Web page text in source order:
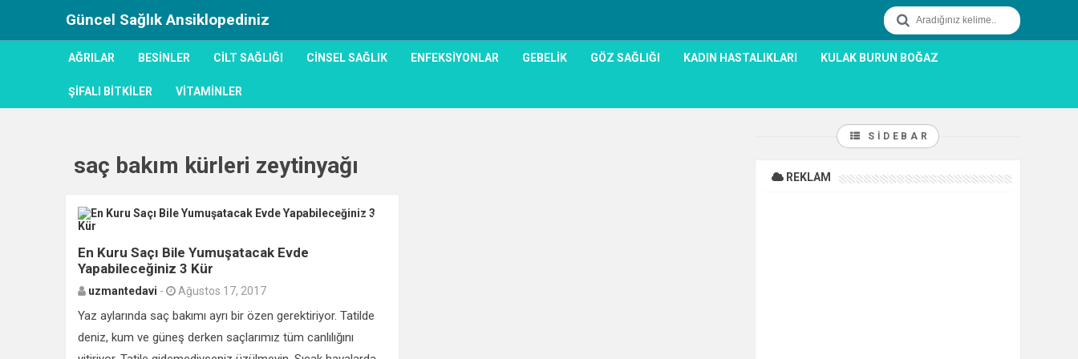
Güncel Sağlık Ansiklopediniz
AĞRILAR BESINLER CILT SAĞLIĞI CINSEL SAĞLIK ENFEKSIYONLAR GEBELIK GÖZ SAĞLIĞI KADIN HASTALIKLARI KULAK BURUN BOĞAZ
ŞIFALI BITKILER VITAMINLER
saç bakım kürleri zeytinyağı
0
En Kuru Saçı Bile Yumuşatacak Evde
Yapabileceğiniz 3 Kür
uzmantedavi - Ağustos 17, 2017
Yaz aylarında saç bakımı ayrı bir özen gerektiriyor. Tatilde
deniz, kum ve güneş derken saçlarımız tüm canlılığını
SIDEBAR
REKLAM